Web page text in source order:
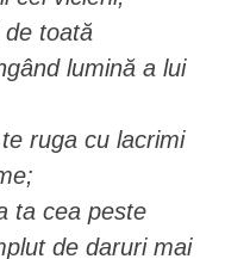
toată
lumină a lui
ruga cu lacrimi
ta cea peste
de daruri mai